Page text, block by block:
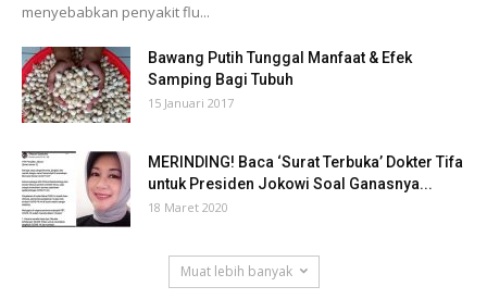
menyebabkan penyakit flu...
Bawang Putih Tunggal Manfaat & Efek
Samping Bagi Tubuh
15 Januari 2017
MERINDING! Baca ‘Surat Terbuka’ Dokter Tifa
untuk Presiden Jokowi Soal Ganasnya...
18 Maret 2020
Muat lebih banyak